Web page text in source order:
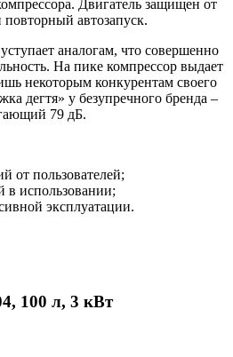
Двигатель защищен от
повторный автозапуск.
аналогам, что совершенно
На пике компрессор выдает
некоторым конкурентам своего
дегтя» у безупречного бренда –
79 дБ.
от пользователей;
в использовании;
эксплуатации.
100 л, 3 кВт